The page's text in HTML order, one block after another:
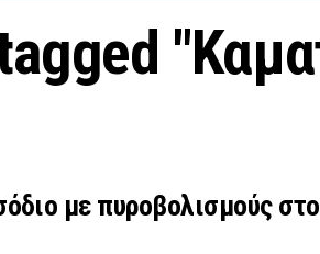
με πυροβολισμούς